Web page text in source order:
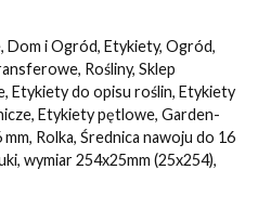
, Dom i Ogród, Etykiety, Ogród,
, Rośliny, Sklep
, Etykiety do opisu roślin, Etykiety
, Etykiety pętlowe, Garden-
mm, Rolka, Średnica nawoju do 16
, wymiar 254x25mm (25x254),